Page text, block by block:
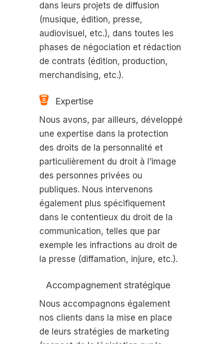
dans leurs projets de diffusion
(musique, édition, presse,
audiovisuel, etc.), dans toutes les
phases de négociation et rédaction
de contrats (édition, production,
merchandising, etc.).
Expertise
Nous avons, par ailleurs, développé
une expertise dans la protection
des droits de la personnalité et
particulièrement du droit à l’image
des personnes privées ou
publiques. Nous intervenons
également plus spécifiquement
dans le contentieux du droit de la
communication, telles que par
exemple les infractions au droit de
la presse (diffamation, injure, etc.).
Accompagnement stratégique
Nous accompagnons également
nos clients dans la mise en place
de leurs stratégies de marketing